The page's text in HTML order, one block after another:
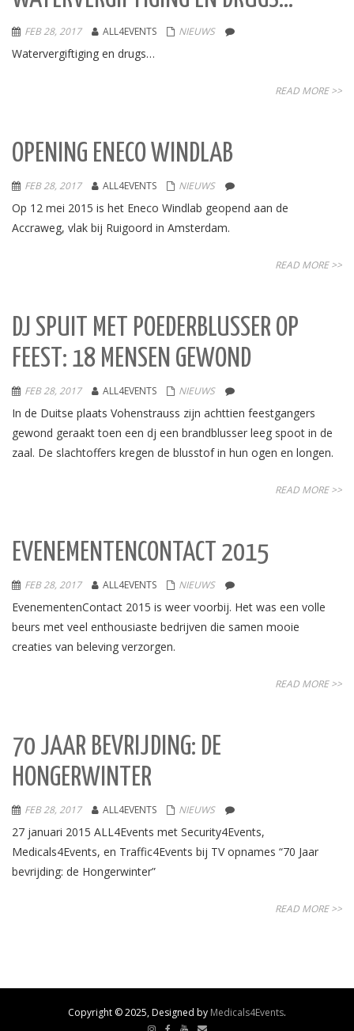
FEB 28, 2017 ALL4EVENTS NIEUWS
Watervergiftiging en drugs…
READ MORE >>
OPENING ENECO WINDLAB
FEB 28, 2017 ALL4EVENTS NIEUWS
Op 12 mei 2015 is het Eneco Windlab geopend aan de
Accraweg, vlak bij Ruigoord in Amsterdam.
READ MORE >>
DJ SPUIT MET POEDERBLUSSER OP
FEEST: 18 MENSEN GEWOND
FEB 28, 2017 ALL4EVENTS NIEUWS
In de Duitse plaats Vohenstrauss zijn achttien feestgangers
gewond geraakt toen een dj een brandblusser leeg spoot in de
zaal. De slachtoffers kregen de blusstof in hun ogen en longen.
READ MORE >>
EVENEMENTENCONTACT 2015
FEB 28, 2017 ALL4EVENTS NIEUWS
EvenementenContact 2015 is weer voorbij. Het was een volle
beurs met veel enthousiaste bedrijven die samen mooie
creaties van beleving verzorgen.
READ MORE >>
70 JAAR BEVRIJDING: DE
HONGERWINTER
FEB 28, 2017 ALL4EVENTS NIEUWS
27 januari 2015 ALL4Events met Security4Events,
Medicals4Events, en Traffic4Events bij TV opnames “70 Jaar
bevrijding: de Hongerwinter”
READ MORE >>
Copyright © 2025, Designed by Medicals4Events.